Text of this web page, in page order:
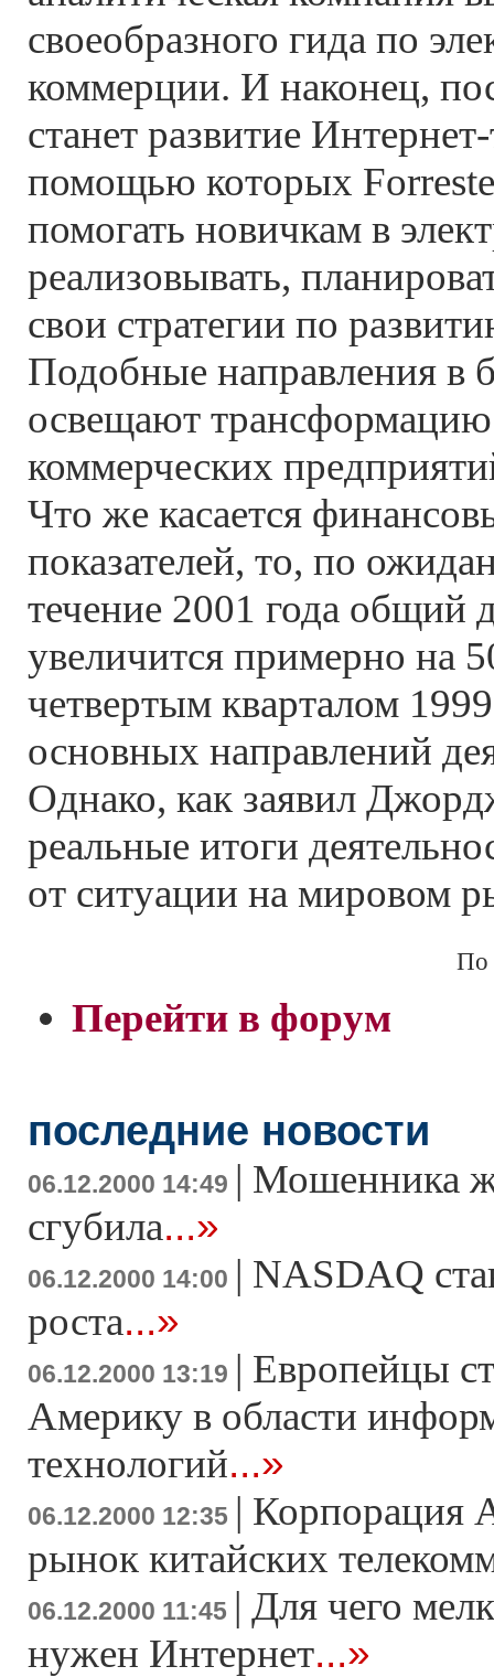
своеобразного гида по
коммерции. И наконец,
станет развитие
помощью которых
помогать новичкам в
реализовывать,
свои стратегии по
Подобные направления в
освещают
коммерческих
Что же касается
показателей, то, по
течение 2001 года общий
увеличится примерно на
четвертым кварталом
основных направлений
Однако, как заявил
реальные итоги
от ситуации на мировом
По
Перейти в форум
последние новости
06.12.2000 14:49 | Мошенника
сгубила...»
06.12.2000 14:00 | NASDAQ
роста...»
06.12.2000 13:19 | Европейцы
Америку в области
технологий...»
06.12.2000 12:35 | Корпорация
рынок китайских
06.12.2000 11:45 | Для чего
нужен Интернет...»